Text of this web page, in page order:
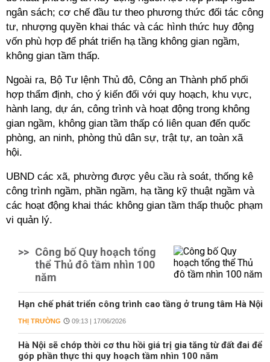
ngân sách; cơ chế đầu tư theo phương thức đối tác công
tư, nhượng quyền khai thác và các hình thức huy động
vốn phù hợp để phát triển hạ tầng không gian ngầm,
không gian tầm thấp.
Ngoài ra, Bộ Tư lệnh Thủ đô, Công an Thành phố phối
hợp thẩm định, cho ý kiến đối với quy hoạch, khu vực,
hành lang, dự án, công trình và hoạt động trong không
gian ngầm, không gian tầm thấp có liên quan đến quốc
phòng, an ninh, phòng thủ dân sự, trật tự, an toàn xã
hội.
UBND các xã, phường được yêu cầu rà soát, thống kê
công trình ngầm, phần ngầm, hạ tầng kỹ thuật ngầm và
các hoạt động khai thác không gian tầm thấp thuộc phạm
vi quản lý.
>> Công bố Quy hoạch tổng
thể Thủ đô tầm nhìn 100
năm
Hạn chế phát triển công trình cao tầng ở trung tâm Hà Nội
THỊ TRƯỜNG 09:13 | 17/06/2026
Hà Nội sẽ chớp thời cơ thu hồi giá trị gia tăng từ đất đai để
góp phần thực thi quy hoạch tầm nhìn 100 năm